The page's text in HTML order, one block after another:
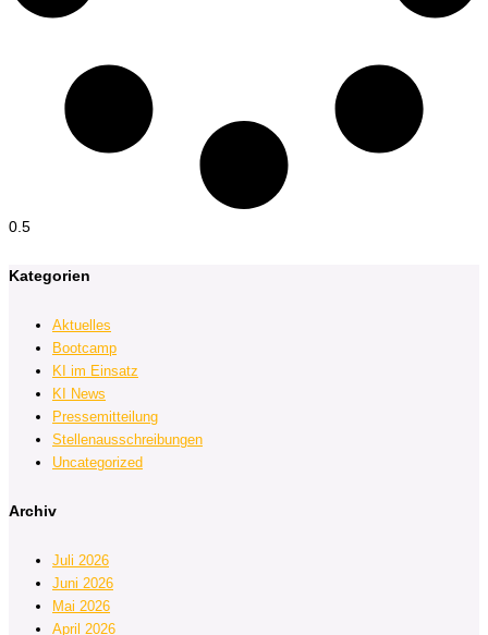
Kategorien
Aktuelles
Bootcamp
KI im Einsatz
KI News
Pressemitteilung
Stellenausschreibungen
Uncategorized
Archiv
Juli 2026
Juni 2026
Mai 2026
April 2026